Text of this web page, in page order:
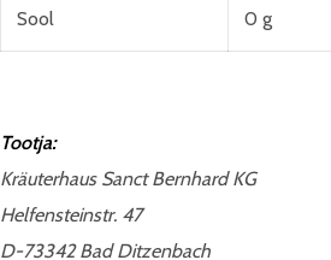
Sool 0 g
Tootja:
Kräuterhaus Sanct Bernhard KG
Helfensteinstr. 47
D-73342 Bad Ditzenbach